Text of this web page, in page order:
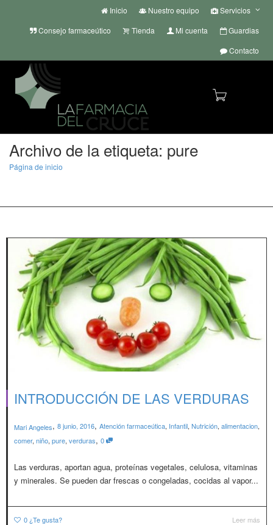
Inicio Nuestro equipo
Servicios
Consejo farmaceútico
Tienda Mi cuenta
Guardias
Contacto
Archivo de la etiqueta: pure
Página de inicio
INTRODUCCIÓN DE LAS VERDURAS
Mari Angeles, 8 junio, 2016, Atención farmaceútica, Infantil, Nutrición, alimentacion,
comer, niño, pure, verduras, 0
Las verduras, aportan agua, proteínas vegetales, celulosa, vitaminas
y minerales. Se pueden dar frescas o congeladas, cocidas al vapor...
0 ¿Te gusta? Leer más